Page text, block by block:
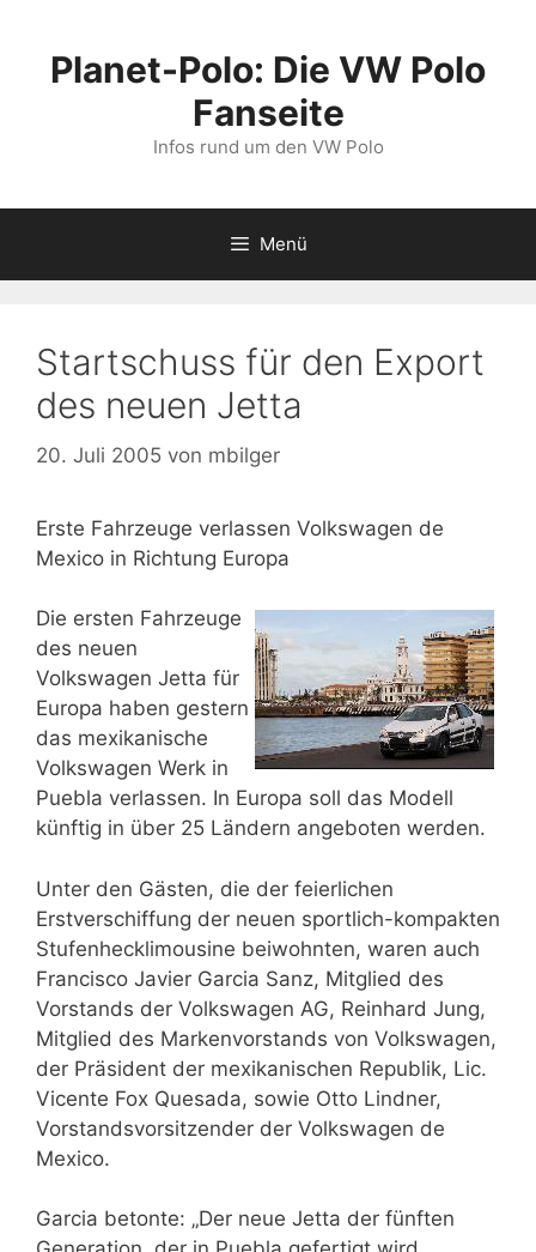
springenPlanet-Polo: Die VW Polo
Fanseite
Infos rund um den VW Polo
Menü
Startschuss für den Export
des neuen Jetta
20. Juli 2005 von mbilger
Erste Fahrzeuge verlassen Volkswagen de
Mexico in Richtung Europa
Die ersten Fahrzeuge
des neuen
Volkswagen Jetta für
Europa haben gestern
das mexikanische
Volkswagen Werk in
Puebla verlassen. In Europa soll das Modell
künftig in über 25 Ländern angeboten werden.
Unter den Gästen, die der feierlichen
Erstverschiffung der neuen sportlich-kompakten
Stufenhecklimousine beiwohnten, waren auch
Francisco Javier Garcia Sanz, Mitglied des
Vorstands der Volkswagen AG, Reinhard Jung,
Mitglied des Markenvorstands von Volkswagen,
der Präsident der mexikanischen Republik, Lic.
Vicente Fox Quesada, sowie Otto Lindner,
Vorstandsvorsitzender der Volkswagen de
Mexico.
Garcia betonte: „Der neue Jetta der fünften